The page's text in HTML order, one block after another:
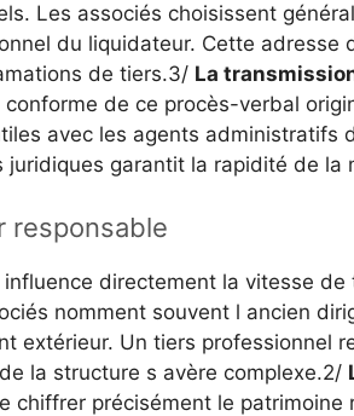
Les associés choisissent
du liquidateur. Cette adresse
de tiers.3/ La
de ce procès-verbal
avec les agents administratifs
juridiques garantit la rapidité de la
responsable
directement la vitesse de
nomment souvent l ancien
extérieur. Un tiers professionnel
la structure s avère complexe.2/
chiffrer précisément le patrimoine